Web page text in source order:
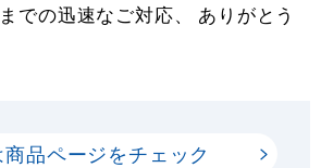
での迅速なご対応、 ありがとう
品ページをチェック